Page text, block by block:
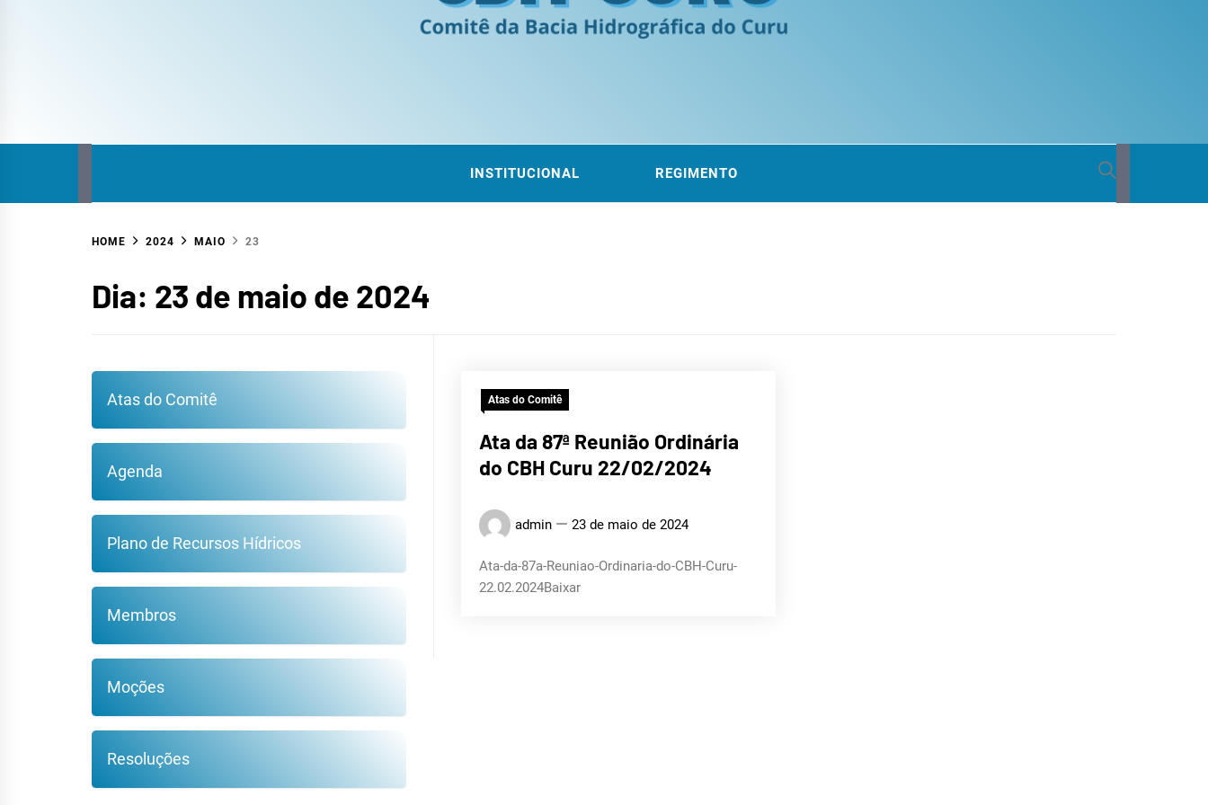
COMITÊ DA BACIA
HIDROGRÁFICA DO
CURU
INSTITUCIONAL REGIMENTO
HOME 2024 MAIO 23
Dia: 23 de maio de 2024
Atas do Comitê
Ata da 87ª Reunião Ordinária
do CBH Curu 22/02/2024
admin 23 de maio de 2024
Ata-da-87a-Reuniao-Ordinaria-do-CBH-Curu-
22.02.2024Baixar
Atas do Comitê
Agenda
Plano de Recursos Hídricos
Membros
Moções
Resoluções